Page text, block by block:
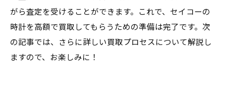
がら査定を受けることができます。これで、セイコーの
時計を高額で買取してもらうための準備は完了です。次
の記事では、さらに詳しい買取プロセスについて解説し
ますので、お楽しみに！